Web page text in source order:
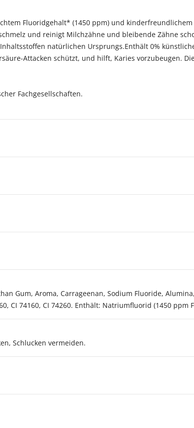
Fluoridgehalt* (1450 ppm) und
und reinigt Milchzähne und bleibende Zähne
natürlichen Ursprungs.Enthält 0%
Attacken schützt, und hilft, Karies vorzubeugen.
Fachgesellschaften.
Gum, Aroma, Carrageenan, Sodium Fluoride,
CI 74160, CI 74260. Enthält: Natriumfluorid (1450 ppm
Schlucken vermeiden.